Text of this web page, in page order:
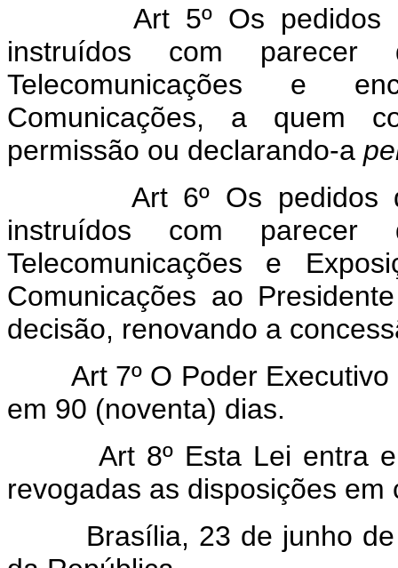
Art 5º Os pedidos
instruídos com parecer
Telecomunicações e
Comunicações, a quem
permissão ou declarando-a
Art 6º Os pedidos
instruídos com parecer
Telecomunicações e
Comunicações ao
decisão, renovando a
Art 7º O Poder
em 90 (noventa) dias.
Art 8º Esta Lei entra
revogadas as disposições em
Brasília, 23 de junho de